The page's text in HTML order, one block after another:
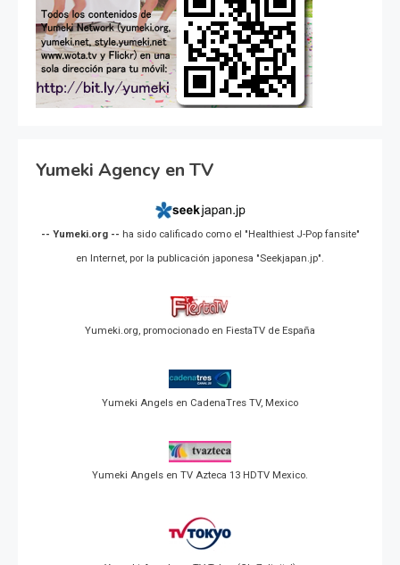
Yumeki Agency en TV
-- Yumeki.org -- ha sido calificado como el "Healthiest J-Pop fansite"
en Internet, por la publicación japonesa "Seekjapan.jp".
Yumeki.org, promocionado en FiestaTV de España
Yumeki Angels en CadenaTres TV, Mexico
Yumeki Angels en TV Azteca 13 HDTV Mexico.